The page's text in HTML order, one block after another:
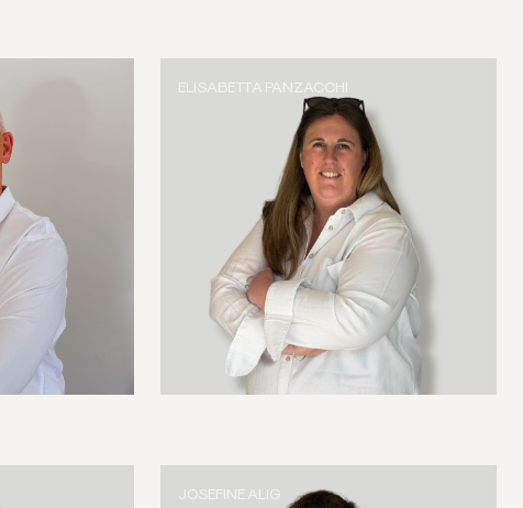
ELISABETTA PANZACCHI
JOSEFINE ALIG